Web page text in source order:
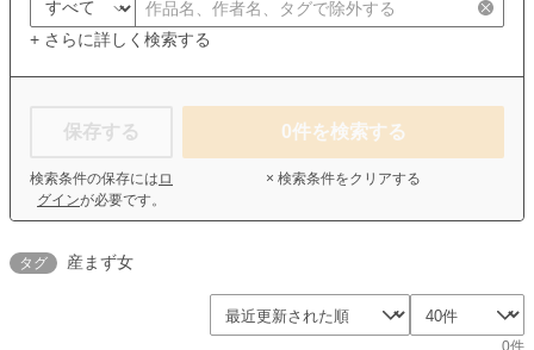
+ さらに詳しく検索する
保存する
検索条件の保存には ロ
グインが必要です。
0件を検索する
× 検索条件をクリアする
タグ 産まず女
0件